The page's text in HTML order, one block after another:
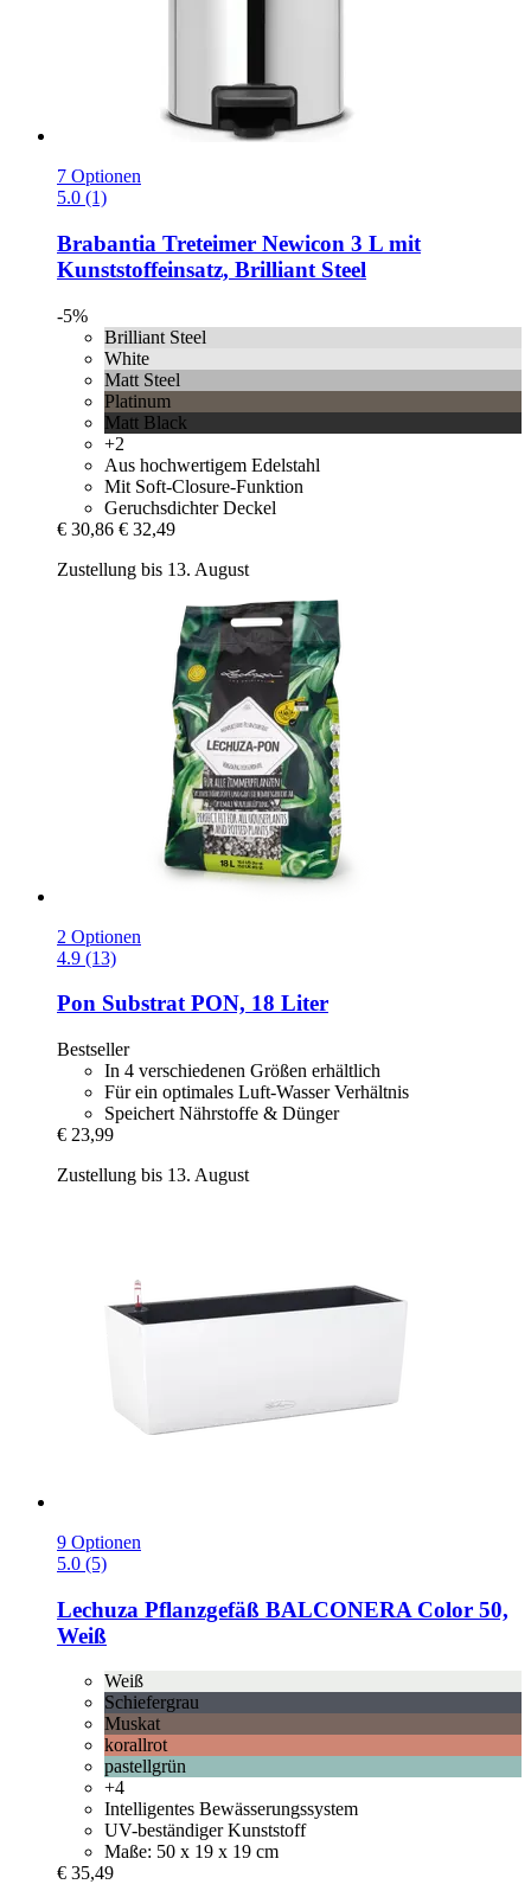
7 Optionen
5.0 (1)
Brabantia Treteimer Newicon 3 L mit
Kunststoffeinsatz, Brilliant Steel
-5%
Brilliant Steel
White
Matt Steel
Platinum
Matt Black
+2
Aus hochwertigem Edelstahl
Mit Soft-Closure-Funktion
Geruchsdichter Deckel
€ 30,86 € 32,49
Zustellung bis 13. August
2 Optionen
4.9 (13)
Pon Substrat PON, 18 Liter
Bestseller
In 4 verschiedenen Größen erhältlich
Für ein optimales Luft-Wasser Verhältnis
Speichert Nährstoffe & Dünger
€ 23,99
Zustellung bis 13. August
9 Optionen
5.0 (5)
Lechuza Pflanzgefäß BALCONERA Color 50,
Weiß
Weiß
Schiefergrau
Muskat
korallrot
pastellgrün
+4
Intelligentes Bewässerungssystem
UV-beständiger Kunststoff
Maße: 50 x 19 x 19 cm
€ 35,49